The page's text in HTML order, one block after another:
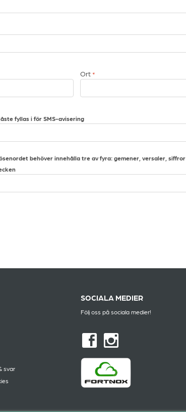
Ort*
fyllas i för SMS-avisering
behöver innehålla tre av fyra: gemener, versaler, siffror
svar
SOCIALA MEDIER
Följ oss på sociala medier!